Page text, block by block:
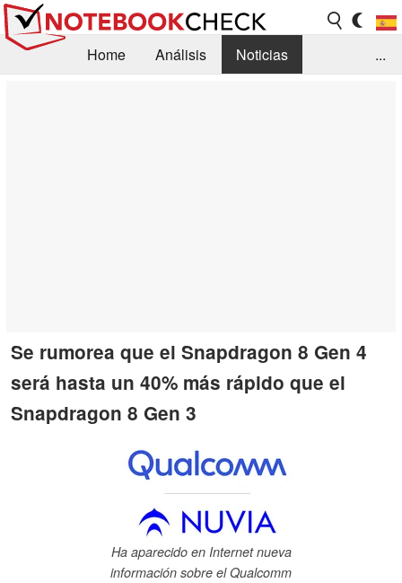
Home Análisis
Noticias
...
Se rumorea que el Snapdragon 8 Gen 4
será hasta un 40% más rápido que el
Snapdragon 8 Gen 3
Ha aparecido en Internet nueva
información sobre el Qualcomm